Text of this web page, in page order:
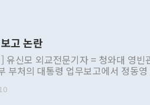
고 논란
유신모 외교전문기자 = 청와대 영빈
부처의 대통령 업무보고에서 정동
부 내 조율을 거치지 않은 사안을 정